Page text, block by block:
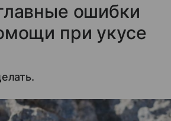
ошибки
при укусе